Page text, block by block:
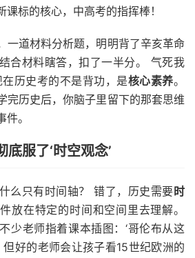
标的核心，中高考的指挥棒！
一道材料分析题，明明背了辛亥革命
合材料瞎答，扣了一半分。 气死我
历史考的不是背功，是核心素养。
完历史后，你脑子里留下的那套思维
。
服了‘时空观念’
么只有时间轴？ 错了，历史需要时
在特定的时间和空间里去理解。
少老师指着课本插图：‘哥伦布从这
好的老师会让孩子看15世纪欧洲的